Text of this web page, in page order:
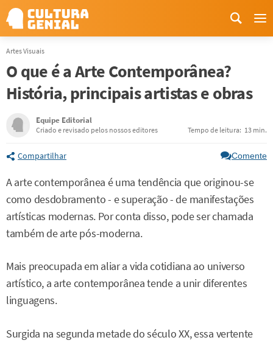
Artes Visuais
O que é a Arte Contemporânea?
História, principais artistas e obras
Equipe Editorial
Criado e revisado pelos nossos editores Tempo de leitura: 13 min.
Compartilhar Comente
A arte contemporânea é uma tendência que originou-se
como desdobramento - e superação - de manifestações
artísticas modernas. Por conta disso, pode ser chamada
também de arte pós-moderna.
Mais preocupada em aliar a vida cotidiana ao universo
artístico, a arte contemporânea tende a unir diferentes
linguagens.
Surgida na segunda metade do século XX, essa vertente